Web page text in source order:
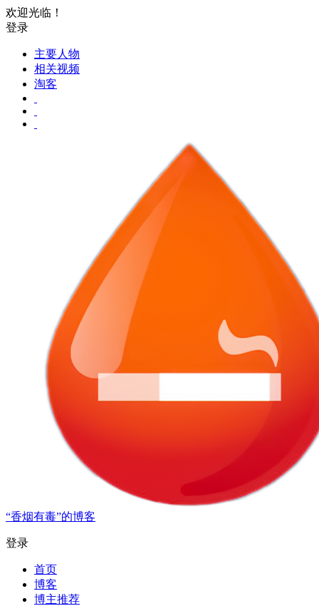
欢迎光临！
登录
主要人物
相关视频
淘客
“香烟有毒”的博客
登录
首页
博客
博主推荐